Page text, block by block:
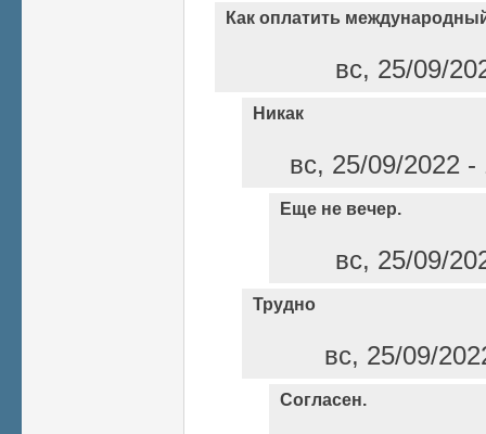
Как оплатить
вс, 25/09/
Никак
вс, 25/09/2022
Еще не вечер.
вс, 25/09/
Трудно
вс, 25/09/
Согласен.